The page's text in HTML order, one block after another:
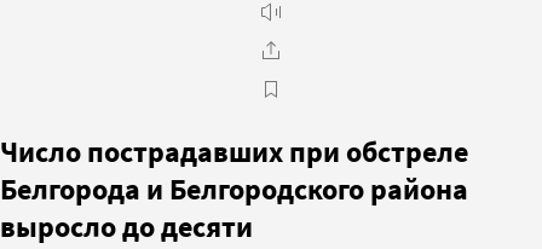
Число пострадавших при обстреле
Белгорода и Белгородского района
выросло до десяти